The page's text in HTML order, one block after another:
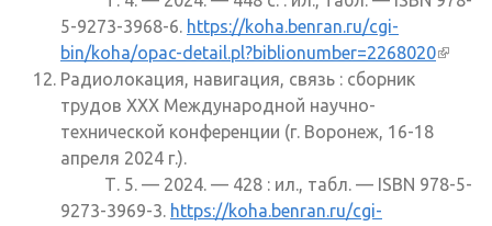
5-9273-3968-6. https://koha.benran.ru/cgi-
bin/koha/opac-detail.pl?biblionumber=2268020
Радиолокация, навигация, связь : сборник
трудов XXX Международной научно-
технической конференции (г. Воронеж, 16-18
апреля 2024 г.).
Т. 5. — 2024. — 428 : ил., табл. — ISBN 978-5-
9273-3969-3. https://koha.benran.ru/cgi-